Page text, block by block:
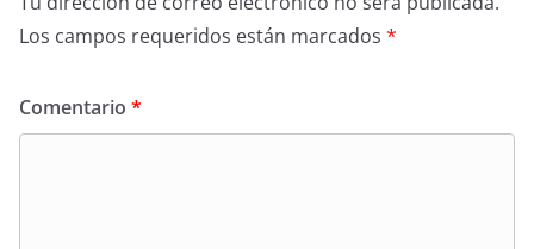
Los campos requeridos están marcados *
Comentario *